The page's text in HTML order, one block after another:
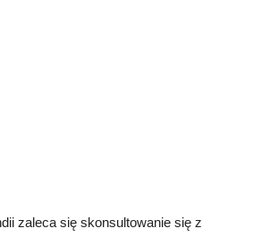
zaleca się skonsultowanie się z